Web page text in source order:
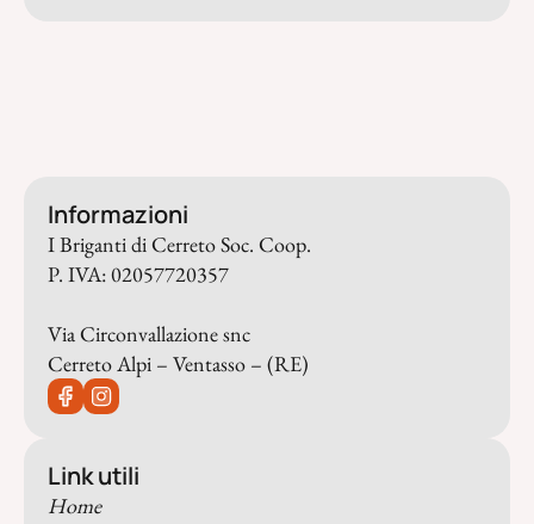
Informazioni
I Briganti di Cerreto Soc. Coop.
P. IVA: 02057720357
Via Circonvallazione snc
Cerreto Alpi – Ventasso – (RE)
Link utili
Home